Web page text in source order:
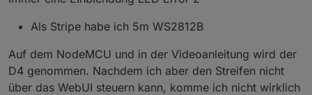
Als Stripe habe ich 5m WS2812B
Auf dem NodeMCU und in der Videoanleitung wird der
D4 genommen. Nachdem ich aber den Streifen nicht
über das WebUI steuern kann, komme ich nicht wirklich